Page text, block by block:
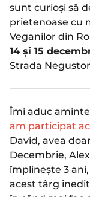
sunt curioși să
prietenoase cu
Veganilor din
14 și 15
Strada
Îmi aduc
am participat
David, avea
Decembrie,
împlinește 3
acest târg